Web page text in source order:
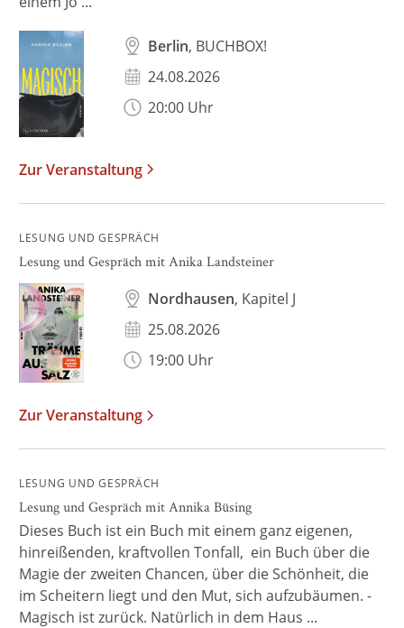
Berlin, BUCHBOX!
24.08.2026
20:00 Uhr
Zur Veranstaltung
LESUNG UND GESPRÄCH
Lesung und Gespräch mit Anika Landsteiner
Nordhausen, Kapitel J
25.08.2026
19:00 Uhr
Zur Veranstaltung
LESUNG UND GESPRÄCH
Lesung und Gespräch mit Annika Büsing
Dieses Buch ist ein Buch mit einem ganz eigenen,
hinreißenden, kraftvollen Tonfall, ein Buch über die
Magie der zweiten Chancen, über die Schönheit, die
im Scheitern liegt und den Mut, sich aufzubäumen. -
Magisch ist zurück. Natürlich in dem Haus ...